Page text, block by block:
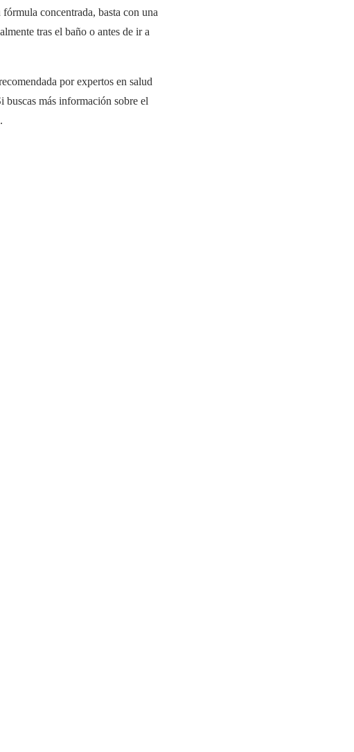
concentrada, basta con una
tras el baño o antes de ir a
por expertos en salud
buscas más información sobre el
.